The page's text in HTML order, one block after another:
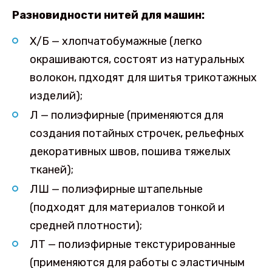
Разновидности нитей для машин:
Х/Б — хлопчатобумажные (легко
окрашиваются, состоят из натуральных
волокон, пдходят для шитья трикотажных
изделий);
Л — полиэфирные (применяются для
создания потайных строчек, рельефных
декоративных швов, пошива тяжелых
тканей);
ЛШ — полиэфирные штапельные
(подходят для материалов тонкой и
средней плотности);
ЛТ — полиэфирные текстурированные
(применяются для работы с эластичным